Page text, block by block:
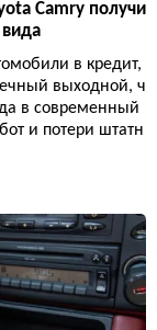
Camry получи
в кредит,
выходной, ч
в современный
и потери штатн